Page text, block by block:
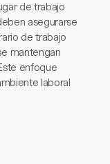
de trabajo
asegurarse
de trabajo
mantengan
enfoque
laboral